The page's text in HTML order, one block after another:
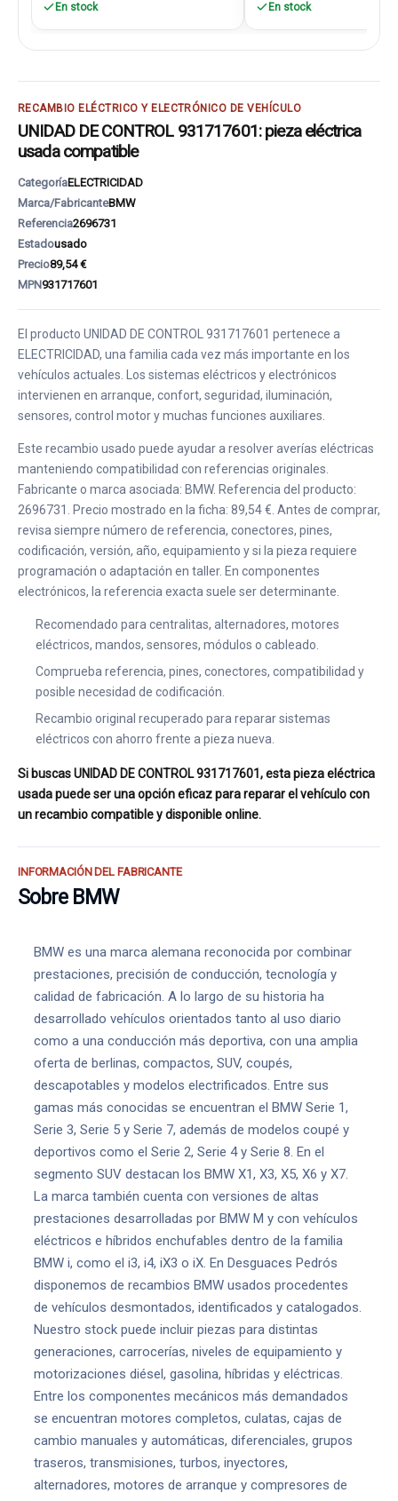
En stock En stock
RECAMBIO ELÉCTRICO Y ELECTRÓNICO DE VEHÍCULO
UNIDAD DE CONTROL 931717601: pieza eléctrica
usada compatible
CategoríaELECTRICIDAD
Marca/FabricanteBMW
Referencia2696731
Estadousado
Precio89,54 €
MPN931717601
El producto UNIDAD DE CONTROL 931717601 pertenece a
ELECTRICIDAD, una familia cada vez más importante en los
vehículos actuales. Los sistemas eléctricos y electrónicos
intervienen en arranque, confort, seguridad, iluminación,
sensores, control motor y muchas funciones auxiliares.
Este recambio usado puede ayudar a resolver averías eléctricas
manteniendo compatibilidad con referencias originales.
Fabricante o marca asociada: BMW. Referencia del producto:
2696731. Precio mostrado en la ficha: 89,54 €. Antes de comprar,
revisa siempre número de referencia, conectores, pines,
codificación, versión, año, equipamiento y si la pieza requiere
programación o adaptación en taller. En componentes
electrónicos, la referencia exacta suele ser determinante.
Recomendado para centralitas, alternadores, motores
eléctricos, mandos, sensores, módulos o cableado.
Comprueba referencia, pines, conectores, compatibilidad y
posible necesidad de codificación.
Recambio original recuperado para reparar sistemas
eléctricos con ahorro frente a pieza nueva.
Si buscas UNIDAD DE CONTROL 931717601, esta pieza eléctrica
usada puede ser una opción eficaz para reparar el vehículo con
un recambio compatible y disponible online.
INFORMACIÓN DEL FABRICANTE
Sobre BMW
BMW es una marca alemana reconocida por combinar
prestaciones, precisión de conducción, tecnología y
calidad de fabricación. A lo largo de su historia ha
desarrollado vehículos orientados tanto al uso diario
como a una conducción más deportiva, con una amplia
oferta de berlinas, compactos, SUV, coupés,
descapotables y modelos electrificados. Entre sus
gamas más conocidas se encuentran el BMW Serie 1,
Serie 3, Serie 5 y Serie 7, además de modelos coupé y
deportivos como el Serie 2, Serie 4 y Serie 8. En el
segmento SUV destacan los BMW X1, X3, X5, X6 y X7.
La marca también cuenta con versiones de altas
prestaciones desarrolladas por BMW M y con vehículos
eléctricos e híbridos enchufables dentro de la familia
BMW i, como el i3, i4, iX3 o iX. En Desguaces Pedrós
disponemos de recambios BMW usados procedentes
de vehículos desmontados, identificados y catalogados.
Nuestro stock puede incluir piezas para distintas
generaciones, carrocerías, niveles de equipamiento y
motorizaciones diésel, gasolina, híbridas y eléctricas.
Entre los componentes mecánicos más demandados
se encuentran motores completos, culatas, cajas de
cambio manuales y automáticas, diferenciales, grupos
traseros, transmisiones, turbos, inyectores,
alternadores, motores de arranque y compresores de